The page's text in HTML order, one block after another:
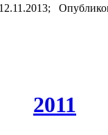
2011